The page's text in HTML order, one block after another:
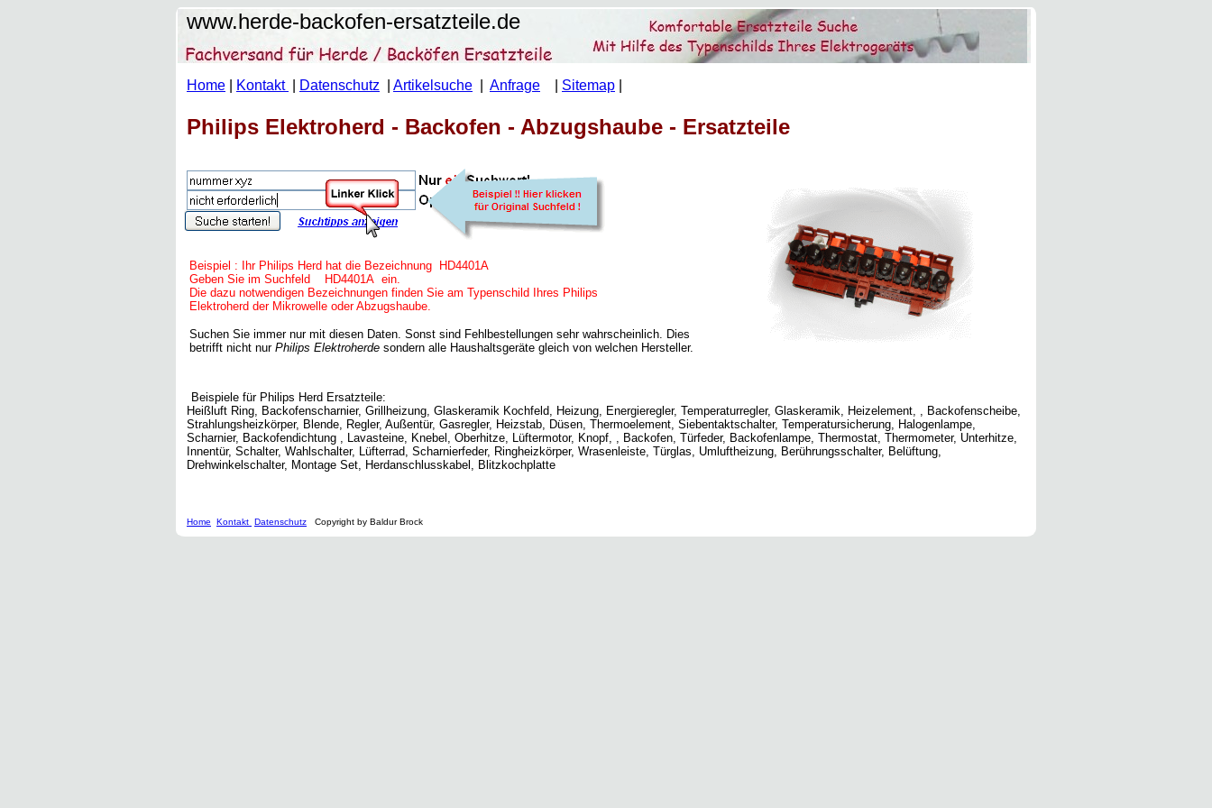
www.herde-backofen-ersatzteile.de
Home Kontakt Datenschutz Artikelsuche Anfrage Sitemap
Philips Elektroherd - Backofen - Abzugshaube - Ersatzteile
Beispiel : Ihr Philips Herd hat die Bezeichnung HD4401A
Geben Sie im Suchfeld
HD4401A ein.
Die dazu notwendigen Bezeichnungen finden Sie am Typenschild Ihres Philips
Elektroherd der Mikrowelle oder Abzugshaube.
Suchen Sie immer nur mit diesen Daten. Sonst sind Fehlbestellungen sehr wahrscheinlich. Dies
betrifft nicht nur Philips Elektroherde sondern alle Haushaltsgeräte gleich von welchen Hersteller.
Beispiele für Philips Herd Ersatzteile:
Heißluft Ring, Backofenscharnier, Grillheizung, Glaskeramik Kochfeld, Heizung, Energieregler, Temperaturregler, Glaskeramik, Heizelement, , Backofenscheibe,
Strahlungsheizkörper, Blende, Regler, Außentür, Gasregler, Heizstab, Düsen, Thermoelement, Siebentaktschalter, Temperatursicherung, Halogenlampe,
Scharnier, Backofendichtung , Lavasteine, Knebel, Oberhitze, Lüftermotor, Knopf, , Backofen, Türfeder, Backofenlampe, Thermostat, Thermometer, Unterhitze,
Innentür, Schalter, Wahlschalter, Lüfterrad, Scharnierfeder, Ringheizkörper, Wrasenleiste, Türglas, Umluftheizung, Berührungsschalter, Belüftung,
Drehwinkelschalter, Montage Set, Herdanschlusskabel, Blitzkochplatte
Home Kontakt Datenschutz Copyright by Baldur Brock